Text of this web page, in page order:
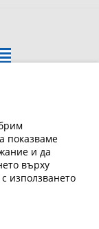
Общи условия
въпроси
показваме
и да
върху
използването